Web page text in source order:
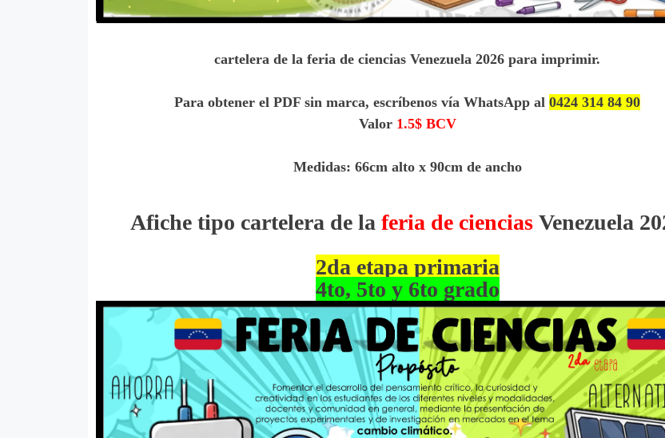
cartelera de la feria de ciencias Venezuela 2026 para imprimir.
Para obtener el PDF sin marca, escríbenos vía WhatsApp al 0424 314 84 90
Valor 1.5$ BCV
Medidas: 66cm alto x 90cm de ancho
Afiche tipo cartelera de la feria de ciencias Venezuela
2da etapa primaria
4to, 5to y 6to grado